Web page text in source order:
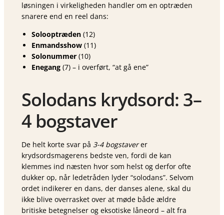
løsningen i virkeligheden handler om en optræden
snarere end en reel dans:
Solooptræden (12)
Enmandsshow (11)
Solonummer (10)
Enegang (7) – i overført, “at gå ene”
Solodans krydsord: 3–
4 bogstaver
De helt korte svar på 3-4 bogstaverer
krydsordsmagerens bedste ven, fordi de kan
klemmes ind næsten hvor som helst og derfor ofte
dukker op, når ledetråden lyder “solodans”. Selvom
ordet indikerer en dans, der danses alene, skal du
ikke blive overrasket over at møde både ældre
britiske betegnelser og eksotiske låneord – alt fra